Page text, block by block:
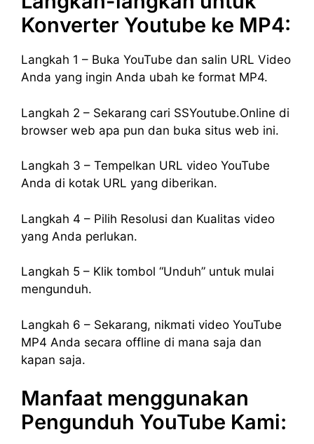
Konverter Youtube ke MP4:
Langkah 1 – Buka YouTube dan salin URL Video
Anda yang ingin Anda ubah ke format MP4.
Langkah 2 – Sekarang cari SSYoutube.Online di
browser web apa pun dan buka situs web ini.
Langkah 3 – Tempelkan URL video YouTube
Anda di kotak URL yang diberikan.
Langkah 4 – Pilih Resolusi dan Kualitas video
yang Anda perlukan.
Langkah 5 – Klik tombol “Unduh” untuk mulai
mengunduh.
Langkah 6 – Sekarang, nikmati video YouTube
MP4 Anda secara offline di mana saja dan
kapan saja.
Manfaat menggunakan
Pengunduh YouTube Kami: